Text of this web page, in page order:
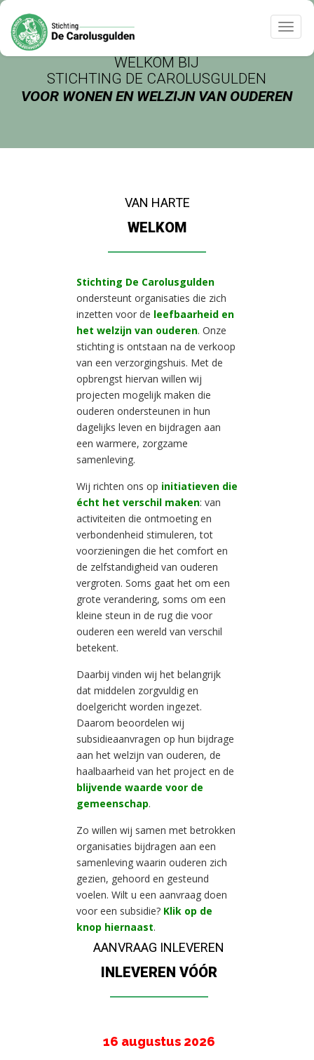
Toggle
WELKOM BIJ
STICHTING DE CAROLUSGULDEN
VOOR WONEN EN WELZIJN VAN OUDEREN
VAN HARTE
WELKOM
Stichting De Carolusgulden
ondersteunt organisaties die zich
inzetten voor de leefbaarheid en
het welzijn van ouderen. Onze
stichting is ontstaan na de verkoop
van een verzorgingshuis. Met de
opbrengst hiervan willen wij
projecten mogelijk maken die
ouderen ondersteunen in hun
dagelijks leven en bijdragen aan
een warmere, zorgzame
samenleving.
Wij richten ons op initiatieven die
écht het verschil maken: van
activiteiten die ontmoeting en
verbondenheid stimuleren, tot
voorzieningen die het comfort en
de zelfstandigheid van ouderen
vergroten. Soms gaat het om een
grote verandering, soms om een
kleine steun in de rug die voor
ouderen een wereld van verschil
betekent.
Daarbij vinden wij het belangrijk
dat middelen zorgvuldig en
doelgericht worden ingezet.
Daarom beoordelen wij
subsidieaanvragen op hun bijdrage
aan het welzijn van ouderen, de
haalbaarheid van het project en de
blijvende waarde voor de
gemeenschap.
Zo willen wij samen met betrokken
organisaties bijdragen aan een
samenleving waarin ouderen zich
gezien, gehoord en gesteund
voelen. Wilt u een aanvraag doen
voor een subsidie? Klik op de
knop hiernaast.
AANVRAAG INLEVEREN
INLEVEREN VÓÓR
16 augustus 2026